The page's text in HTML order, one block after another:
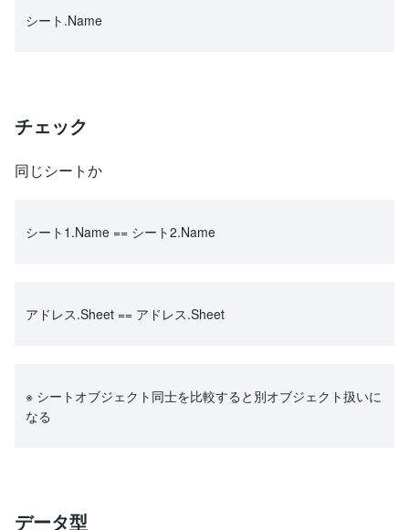
シート.Name
チェック
同じシートか
シート1.Name == シート2.Name
アドレス.Sheet == アドレス.Sheet
※ シートオブジェクト同士を比較すると別オブジェクト扱いに
なる
データ型